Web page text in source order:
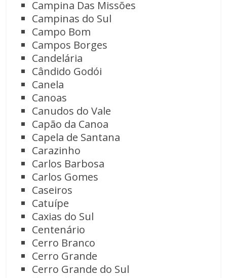
Campina Das Missões
Campinas do Sul
Campo Bom
Campos Borges
Candelária
Cândido Godói
Canela
Canoas
Canudos do Vale
Capão da Canoa
Capela de Santana
Carazinho
Carlos Barbosa
Carlos Gomes
Caseiros
Catuípe
Caxias do Sul
Centenário
Cerro Branco
Cerro Grande
Cerro Grande do Sul